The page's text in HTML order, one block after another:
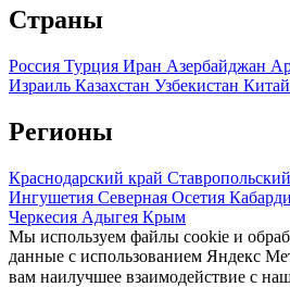
Страны
Россия Турция Иран Азербайджан
Израиль Казахстан Узбекистан Китай
Регионы
Краснодарский край
Ингушетия Северная Осетия
Черкесия Адыгея Крым
Мы используем файлы cookie и
данные с использованием Яндекс
вам наилучшее взаимодействие с